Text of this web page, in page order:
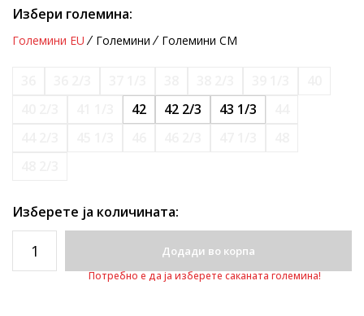
Избери големина:
Големини EU Големини Големини CM
42 42 2/3 43 1/3
Изберете ја количината:
Додади во корпа
Потребно е да ја изберете саканата големина!